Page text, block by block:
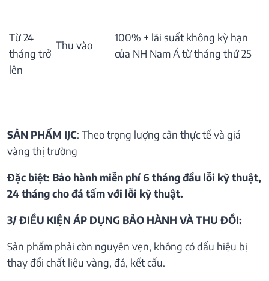
Từ 24
tháng trở
lên
Thu vào
100% + lãi suất không kỳ hạn
của NH Nam Á từ tháng thứ 25
SẢN PHẨM IJC: Theo trọng lượng cân thực tế và giá
vàng thị trường
Đặc biệt: Bảo hành miễn phí 6 tháng đầu lỗi kỹ thuật,
24 tháng cho đá tấm với lỗi kỹ thuật.
3/ ĐIỀU KIỆN ÁP DỤNG BẢO HÀNH VÀ THU ĐỒI:
Sản phẩm phải còn nguyên vẹn, không có dấu hiệu bị
thay đổi chất liệu vàng, đá, kết cấu.